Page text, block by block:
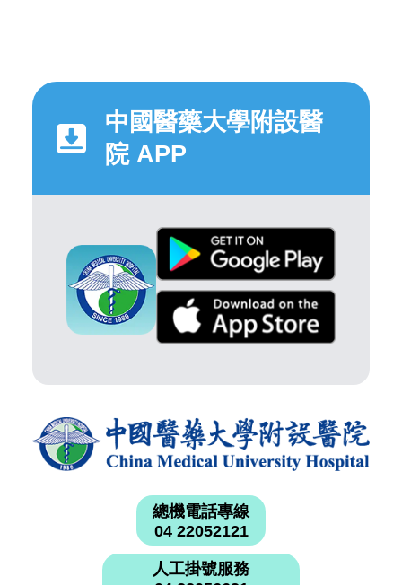
中國醫藥大學附設醫
院 APP
總機電話專線
04 22052121
人工掛號服務